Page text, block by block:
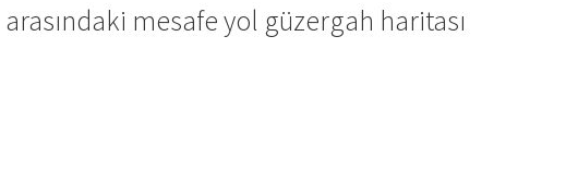
mesafe yol güzergah haritası